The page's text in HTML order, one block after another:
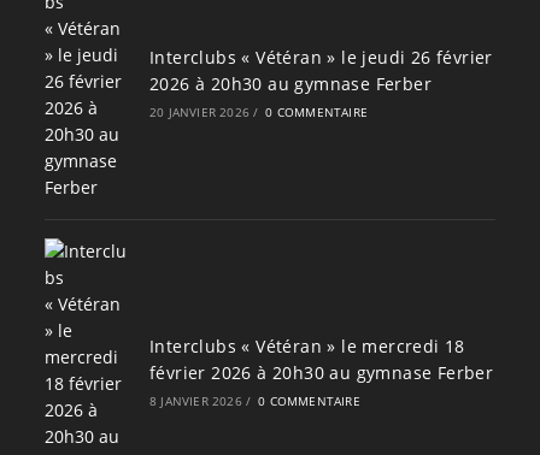
Interclubs « Vétéran » le jeudi 26 février
2026 à 20h30 au gymnase Ferber
20 JANVIER 2026 / 0 COMMENTAIRE
Interclubs « Vétéran » le mercredi 18
février 2026 à 20h30 au gymnase Ferber
8 JANVIER 2026 / 0 COMMENTAIRE